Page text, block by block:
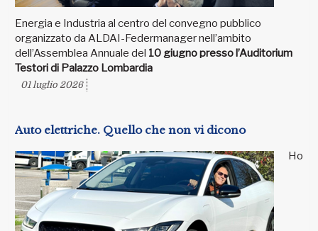
Energia e Industria al centro del convegno pubblico
organizzato da ALDAI-Federmanager nell’ambito
dell’Assemblea Annuale del 10 giugno presso l’Auditorium
Testori di Palazzo Lombardia
01 luglio 2026
Auto elettriche. Quello che non vi dicono
Ho